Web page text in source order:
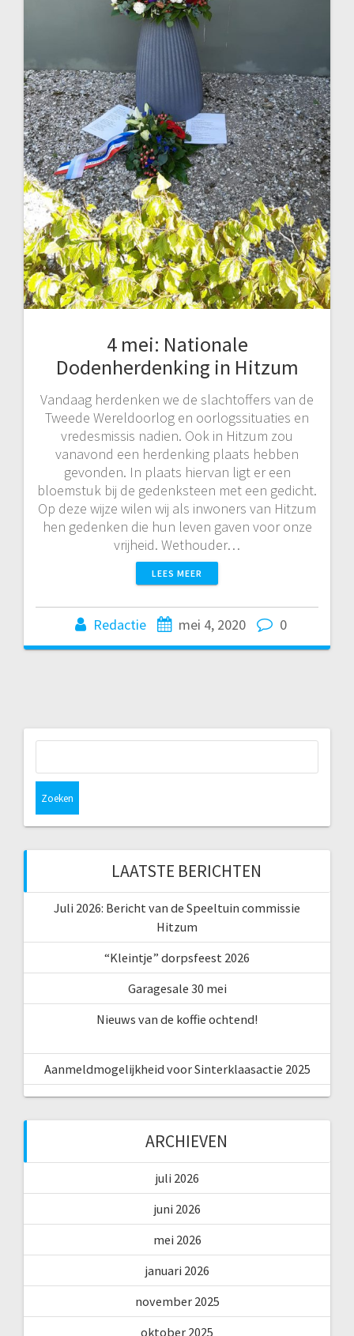
4 mei: Nationale
Dodenherdenking in Hitzum
Vandaag herdenken we de slachtoffers van de
Tweede Wereldoorlog en oorlogssituaties en
vredesmissis nadien. Ook in Hitzum zou
vanavond een herdenking plaats hebben
gevonden. In plaats hiervan ligt er een
bloemstuk bij de gedenksteen met een gedicht.
Op deze wijze wilen wij als inwoners van Hitzum
hen gedenken die hun leven gaven voor onze
vrijheid. Wethouder…
LEES MEER
Redactie mei 4, 2020 0
LAATSTE BERICHTEN
Juli 2026: Bericht van de Speeltuin commissie
Hitzum
“Kleintje” dorpsfeest 2026
Garagesale 30 mei
Nieuws van de koffie ochtend!
Aanmeldmogelijkheid voor Sinterklaasactie 2025
ARCHIEVEN
juli 2026
juni 2026
mei 2026
januari 2026
november 2025
oktober 2025